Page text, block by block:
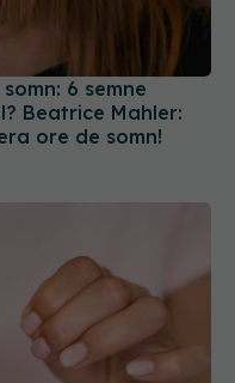
6 semne
Beatrice Mahler:
ore de somn!